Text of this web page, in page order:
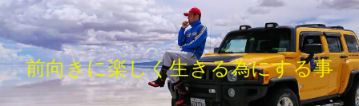
前向きに楽しく生きる為にする事